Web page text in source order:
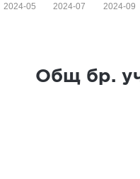
2024-09
2024-07
2024-05
Общ бр.